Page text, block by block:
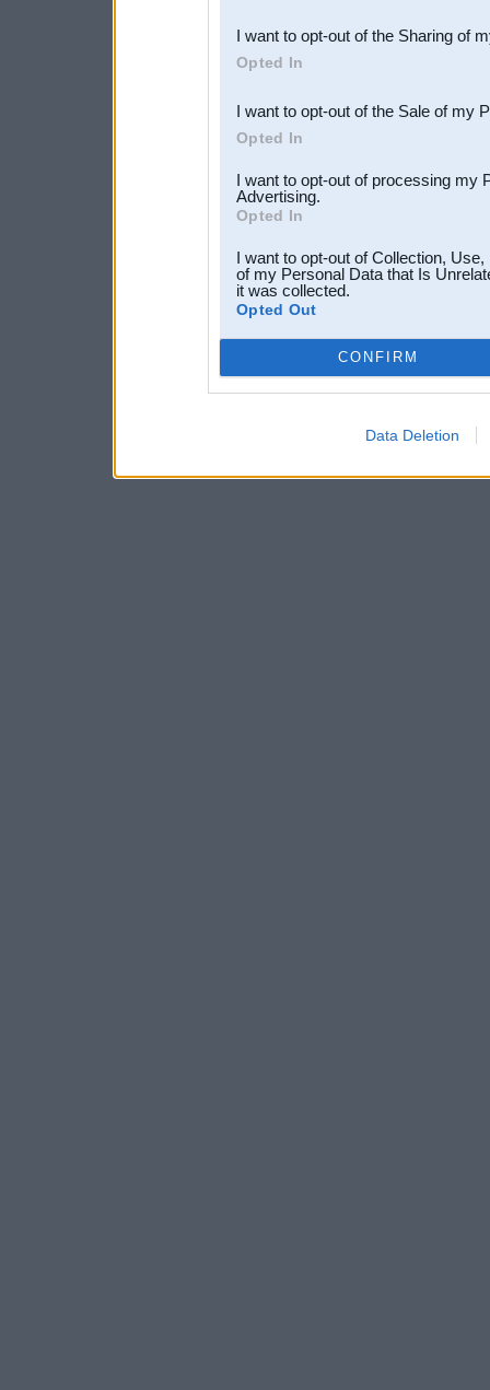
Downstream Participants
third parties.
I want to opt-out of the Sharing of
Opted In
I want to opt-out of the Sale of my
Opted In
I want to opt-out of processing my
Advertising.
Opted In
I want to opt-out of Collection,
of my Personal Data that Is
it was collected.
Opted Out
CONFIRM
Data Deletion